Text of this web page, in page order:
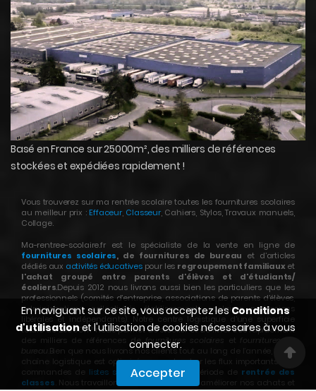
En naviguant sur ce site, vous acceptez les Conditions
d'utilisation et l'utilisation de cookies nécessaires à vous
connecter.
Accepter
Basé en France sur 25000m², des milliers de références
stockées et expédiées rapidement !
Vous trouverez sur ma rentrée scolaire toutes les fournitures scolaires
au meilleur prix : Effaceur,Classeur, Cahiers, Stylos, Travaux manuels,
Collage.
Ma-rentree-scolaire.fr est le spécialiste de la vente en ligne de
fournitures scolaires, de fournitures de bureau et d’articles
dédiés aux activités éducativespour les regroupement familiaux et
l'achat groupé entre parents d'élèves et d'étudiants/
écoliers.Depuis 2012 nous livrons aussi bien les particuliers que les
professionnels (comités d’entreprise, associations de parents d’élèves,
administrations, collectivités, établissements scolaires, professions
libérales et indépendants). Notre centre logistique d’une superficie
totale de 25000m² nous permet de stocker et de livrer très rapidement
des milliers de références defournitures scolaires et fournitures de
bureau .Bien que nous livrons nos clients tout au long de l’année, notre
chaîne logistique est optimisée pour absorber les flux importants des
commandes de listes scolairespendant le période de rentrée des
classes . Nous travaillons continuellement à améliorer nos achats et